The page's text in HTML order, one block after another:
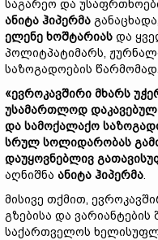
საგარეო და
ანიტა ჰიპერმა
ელენე ხოშტარიას და
პოლიტპატიმარს,
საზოგადოების
«ევროკავშირი მხარს
უსამართლოდ დაკავებულ
და სამოქალაქო
სრულ სოლიდარობას
დაუყოვნებლივ
აღნიშნა ანიტა ჰიპერმა.
მისივე თქმით,
გზებისა და
საქართველოს